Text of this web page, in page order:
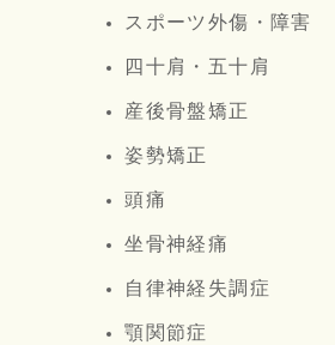
スポーツ外傷・障害
四十肩・五十肩
産後骨盤矯正
姿勢矯正
頭痛
坐骨神経痛
自律神経失調症
顎関節症